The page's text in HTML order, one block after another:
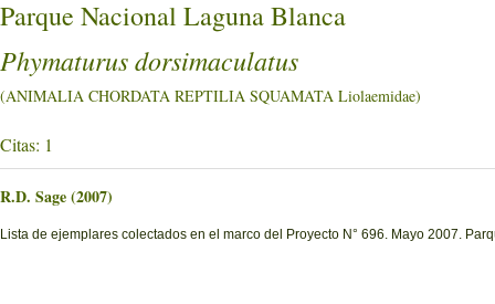
Parque Nacional Laguna Blanca
Phymaturus dorsimaculatus
(ANIMALIA CHORDATA REPTILIA SQUAMATA Liolaemidae)
Citas: 1
R.D. Sage (2007)
Lista de ejemplares colectados en el marco del Proyecto N° 696. Mayo 2007.